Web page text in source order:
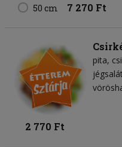
50 cm 7 270 Ft
pita
2 770 Ft